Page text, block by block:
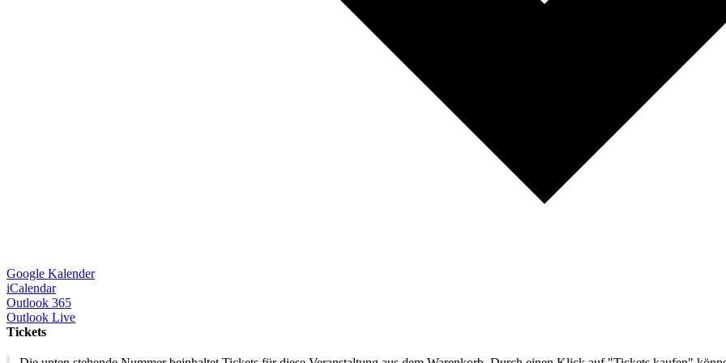
Google Kalender
iCalendar
Outlook 365
Outlook Live
Tickets